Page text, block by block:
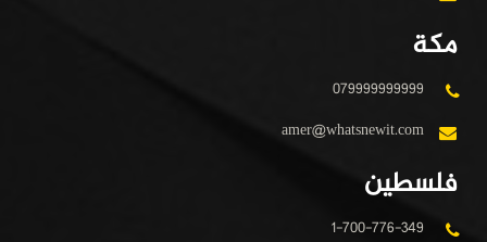
مكة
079999999999
amer@whatsnewit.com
فلسطين
1-700-776-349